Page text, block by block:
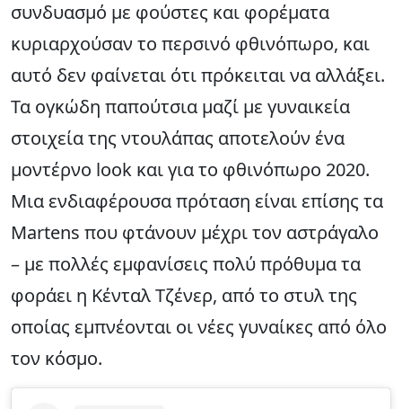
συνδυασμό με φούστες και φορέματα
κυριαρχούσαν το περσινό φθινόπωρο, και
αυτό δεν φαίνεται ότι πρόκειται να αλλάξει.
Τα ογκώδη παπούτσια μαζί με γυναικεία
στοιχεία της ντουλάπας αποτελούν ένα
μοντέρνο look και για το φθινόπωρο 2020.
Μια ενδιαφέρουσα πρόταση είναι επίσης τα
Martens που φτάνουν μέχρι τον αστράγαλο
– με πολλές εμφανίσεις πολύ πρόθυμα τα
φοράει η Κένταλ Τζένερ, από το στυλ της
οποίας εμπνέονται οι νέες γυναίκες από όλο
τον κόσμο.